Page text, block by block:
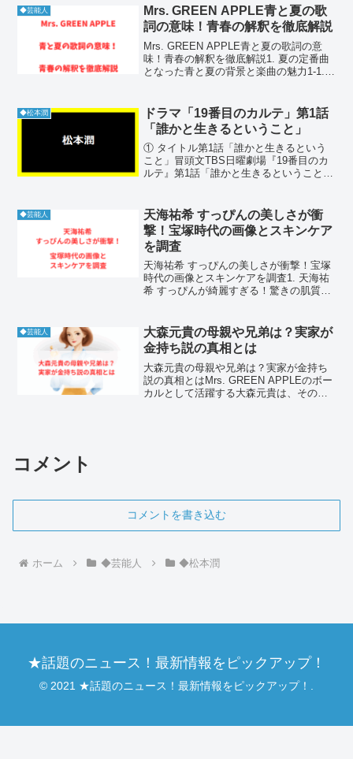
ら子役として活動しており、その可愛ら
しさで多くの視...
◆芸能人
Mrs. GREEN APPLE青と夏の歌
詞の意味！青春の解釈を徹底解説
Mrs. GREEN APPLE青と夏の歌詞の意
味！青春の解釈を徹底解説1. 夏の定番曲
となった青と夏の背景と楽曲の魅力1-1.
発表した青と夏は、...
◆松本潤
ドラマ「19番目のカルテ」第1話
「誰かと生きるということ」
① タイトル第1話「誰かと生きるという
こと」冒頭文TBS日曜劇場『19番目のカ
ルテ』第1話「誰かと生きるということ」
な医療の形を提示し、多くの視聴者の心
を掴みました...
◆芸能人
天海祐希 すっぴんの美しさが衝
撃！宝塚時代の画像とスキンケア
を調査
天海祐希 すっぴんの美しさが衝撃！宝塚
時代の画像とスキンケアを調査1. 天海祐
希 すっぴんが綺麗すぎる！驚きの肌質と
透明感は、多くの視聴者に衝撃を与える
ほどの...
◆芸能人
大森元貴の母親や兄弟は？実家が
金持ち説の真相とは
大森元貴の母親や兄弟は？実家が金持ち
説の真相とはMrs. GREEN APPLEのボー
カルとして活躍する大森元貴は、その音
コメント
コメントを書き込む
ホーム ◆芸能人 ◆松本潤
★話題のニュース！最新情報をピックアップ！
© 2021 ★話題のニュース！最新情報をピックアップ！.